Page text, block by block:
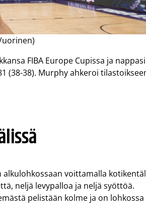
FIBA Europe Cupissa ja nappasi
(38-38). Murphy ahkeroi
voittamalla
neljä levypalloa ja neljä syöttöä.
pelistään kolme ja on lohkossa